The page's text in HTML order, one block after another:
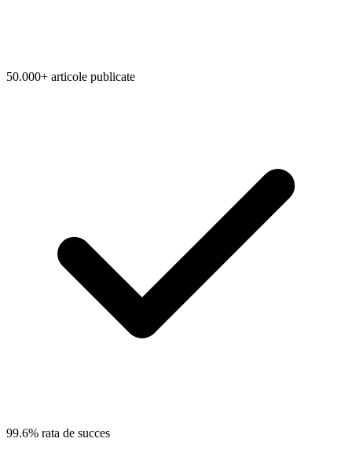
50.000+ articole publicate
99.6% rata de succes